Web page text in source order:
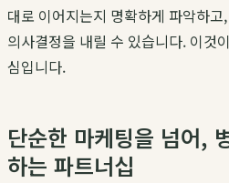
대로 이어지는지 명확하게 파악하
의사결정을 내릴 수 있습니다. 이것
심입니다.
단순한 마케팅을 넘어,
하는 파트너십